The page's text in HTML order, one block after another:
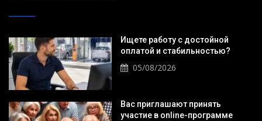
Ищете работу с достойной
оплатой и стабильностью?
05/08/2026
Вас приглашают принять
участие в online-программе